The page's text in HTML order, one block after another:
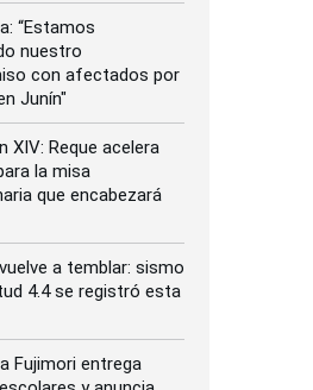
“Estamos
nuestro
con afectados por
Junín"
XIV: Reque acelera
la misa
que encabezará
a temblar: sismo
4.4 se registró esta
Fujimori entrega